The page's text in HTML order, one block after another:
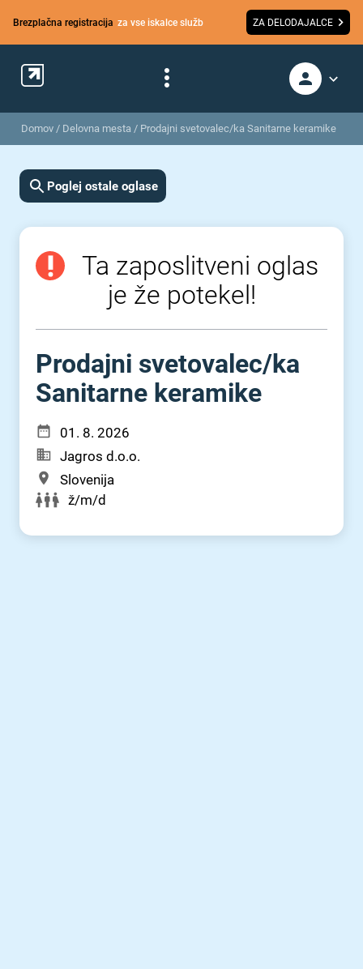
Brezplačna registracija za vse iskalce služb ZA DELODAJALCE
Domov / Delovna mesta / Prodajni svetovalec/ka Sanitarne keramike
Poglej ostale oglase
Ta zaposlitveni oglas
je že potekel!
Prodajni svetovalec⁠/⁠ka
Sanitarne keramike
01. 8. 2026
Jagros d.o.o.
Slovenija
ž/m/d